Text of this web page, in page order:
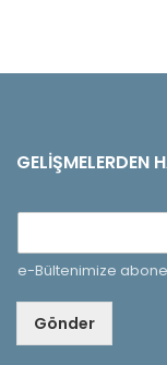
GELIŞMELERDEN
e-Bültenimize
Gönder